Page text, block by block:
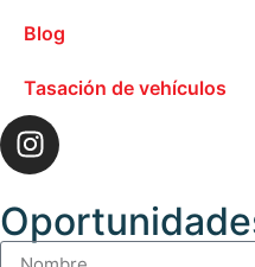
Blog
Tasación de vehículos